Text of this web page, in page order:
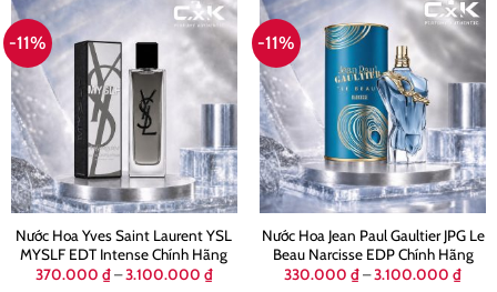
3.500.000 ₫
-11%
Nước Hoa Yves Saint Laurent YSL
MYSLF EDT Intense Chính Hãng
370.000 ₫–3.100.000 ₫Khoảng
giá:
-11%
Nước Hoa Jean Paul Gaultier JPG Le
Beau Narcisse EDP Chính Hãng
330.000₫–3.100.000₫